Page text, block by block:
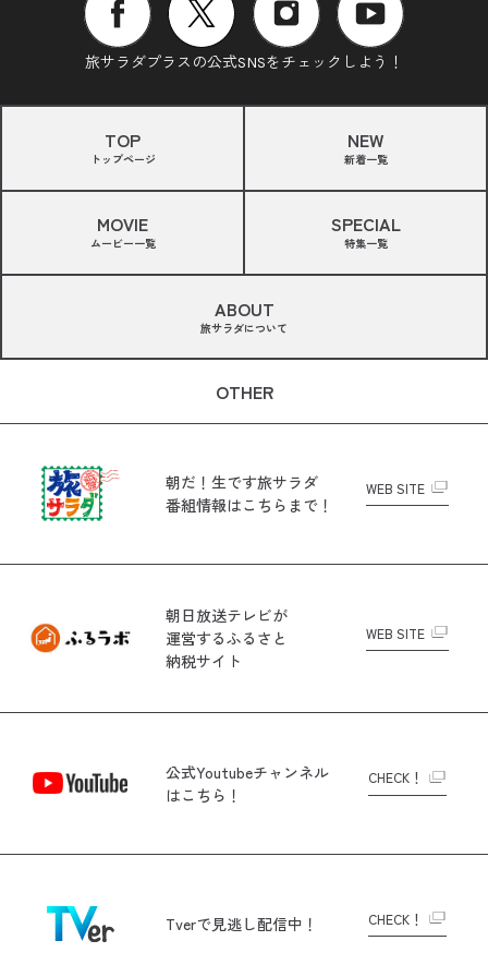
旅サラダプラスの公式SNSをチェックしよう！
TOP
トップページ
NEW
新着一覧
MOVIE
ムービー一覧
SPECIAL
特集一覧
ABOUT
旅サラダについて
OTHER
朝だ！生です旅サラダ
番組情報はこちらまで！
WEB SITE
朝日放送テレビが
運営するふるさと
納税サイト
WEB SITE
公式Youtubeチャンネル
はこちら！
CHECK！
Tverで見逃し配信中！ CHECK！